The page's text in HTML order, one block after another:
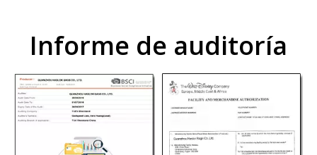
Informe de auditoría